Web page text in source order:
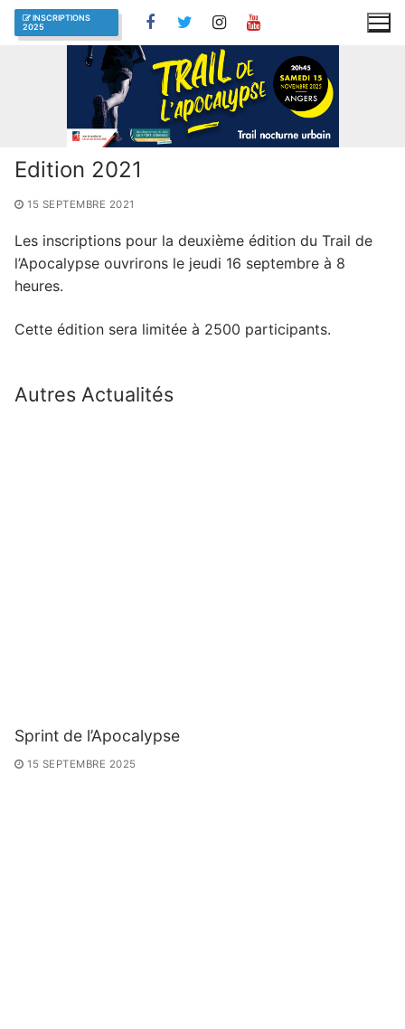
Aller
au
INSCRIPTIONS
2025
Edition 2021
15 SEPTEMBRE 2021
Les inscriptions pour la deuxième édition du Trail de
l’Apocalypse ouvrirons le jeudi 16 septembre à 8
heures.
Cette édition sera limitée à 2500 participants.
Autres Actualités
Sprint de l’Apocalypse
15 SEPTEMBRE 2025